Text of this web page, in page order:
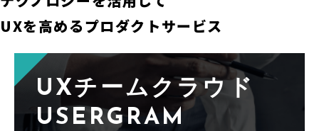
UXを高めるプロダクトサービス
UXチームクラウド
USERGRAM